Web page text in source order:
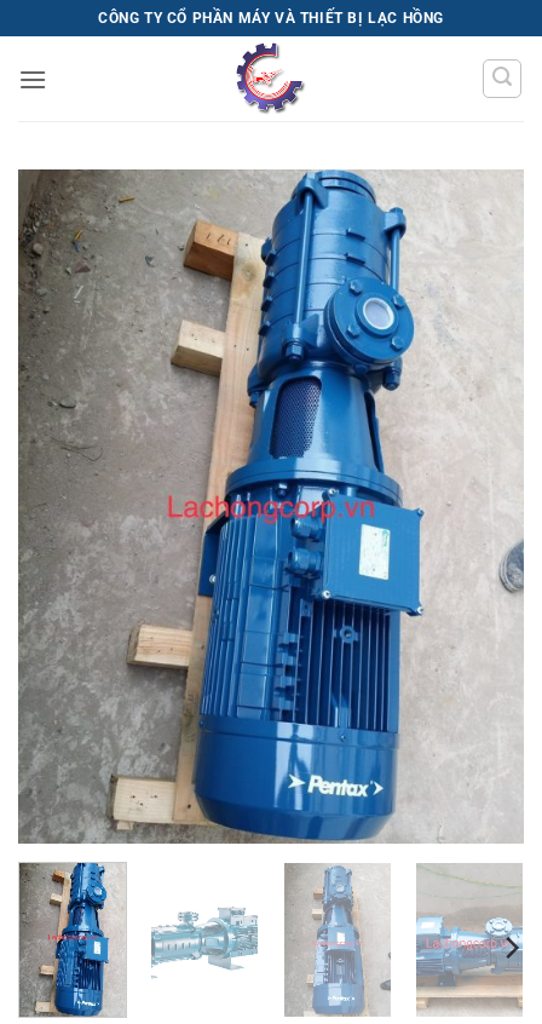
qua
nội
CÔNG TY CỔ PHẦN MÁY VÀ THIẾT BỊ LẠC HỒNG